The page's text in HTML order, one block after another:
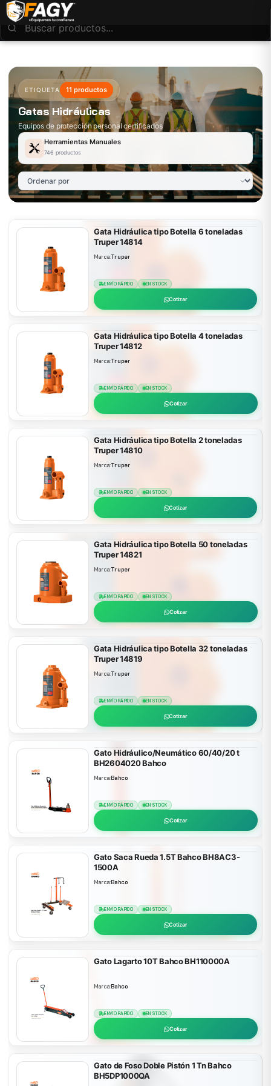
ETIQUETA 11 productos
Gatas Hidráulicas
Equipos de protección personal certificados
Herramientas Manuales
746 productos
Gata Hidráulica tipo Botella 6 toneladas
Truper 14814
Marca:Truper
ENVÍO RÁPIDO EN STOCK
Cotizar
Gata Hidráulica tipo Botella 4 toneladas
Truper 14812
Marca:Truper
ENVÍO RÁPIDO EN STOCK
Cotizar
Gata Hidráulica tipo Botella 2 toneladas
Truper 14810
Marca:Truper
ENVÍO RÁPIDO EN STOCK
Cotizar
Gata Hidráulica tipo Botella 50 toneladas
Truper 14821
Marca:Truper
ENVÍO RÁPIDO EN STOCK
Cotizar
Gata Hidráulica tipo Botella 32 toneladas
Truper 14819
Marca:Truper
ENVÍO RÁPIDO EN STOCK
Cotizar
Gato Hidráulico/Neumático 60/40/20 t
BH2604020 Bahco
Marca:Bahco
ENVÍO RÁPIDO EN STOCK
Cotizar
Gato Saca Rueda 1.5T Bahco BH8AC3-
1500A
Marca:Bahco
ENVÍO RÁPIDO EN STOCK
Cotizar
Gato Lagarto 10T Bahco BH110000A
Marca:Bahco
ENVÍO RÁPIDO EN STOCK
Cotizar
Gato de Foso Doble Pistón 1 Tn Bahco
BH5DP1000QA